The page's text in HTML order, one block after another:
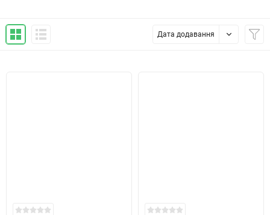
Дата додавання